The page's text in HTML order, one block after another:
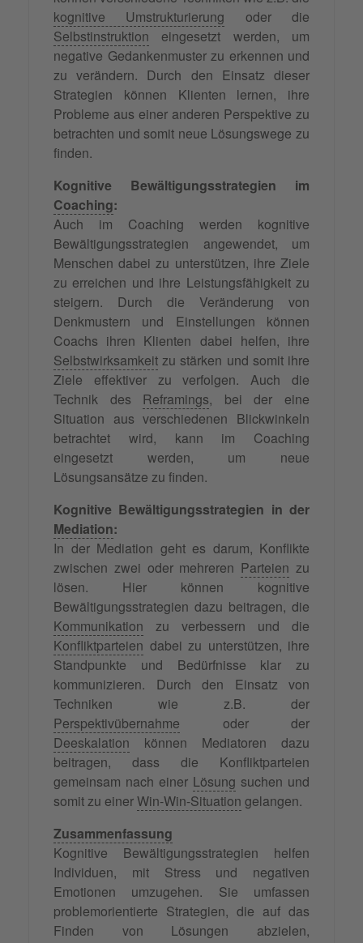
kognitive Umstrukturierung oder die
Selbstinstruktion eingesetzt werden, um
negative Gedankenmuster zu erkennen und
zu verändern. Durch den Einsatz dieser
Strategien können Klienten lernen, ihre
Probleme aus einer anderen Perspektive zu
betrachten und somit neue Lösungswege zu
finden.
Kognitive Bewältigungsstrategien im
Coaching:
Auch im Coaching werden kognitive
Bewältigungsstrategien angewendet, um
Menschen dabei zu unterstützen, ihre Ziele
zu erreichen und ihre Leistungsfähigkeit zu
steigern. Durch die Veränderung von
Denkmustern und Einstellungen können
Coachs ihren Klienten dabei helfen, ihre
Selbstwirksamkeit zu stärken und somit ihre
Ziele effektiver zu verfolgen. Auch die
Technik des Reframings, bei der eine
Situation aus verschiedenen Blickwinkeln
betrachtet wird, kann im Coaching
eingesetzt werden, um neue
Lösungsansätze zu finden.
Kognitive Bewältigungsstrategien in der
Mediation:
In der Mediation geht es darum, Konflikte
zwischen zwei oder mehreren Parteien zu
lösen. Hier können kognitive
Bewältigungsstrategien dazu beitragen, die
Kommunikation zu verbessern und die
Konfliktparteien dabei zu unterstützen, ihre
Standpunkte und Bedürfnisse klar zu
kommunizieren. Durch den Einsatz von
Techniken wie z.B. der
Perspektivübernahme oder der
Deeskalation können Mediatoren dazu
beitragen, dass die Konfliktparteien
gemeinsam nach einer Lösung suchen und
somit zu einerWin-Win-Situation gelangen.
Zusammenfassung
Kognitive Bewältigungsstrategien helfen
Individuen, mit Stress und negativen
Emotionen umzugehen. Sie umfassen
problemorientierte Strategien, die auf das
Finden von Lösungen abzielen,